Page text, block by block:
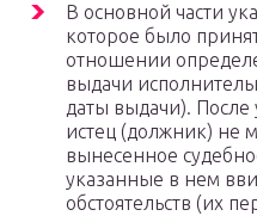
В основной части
которое было
отношении
выдачи
даты выдачи). После
истец (должник) не
вынесенное
указанные в нем
обстоятельств (их